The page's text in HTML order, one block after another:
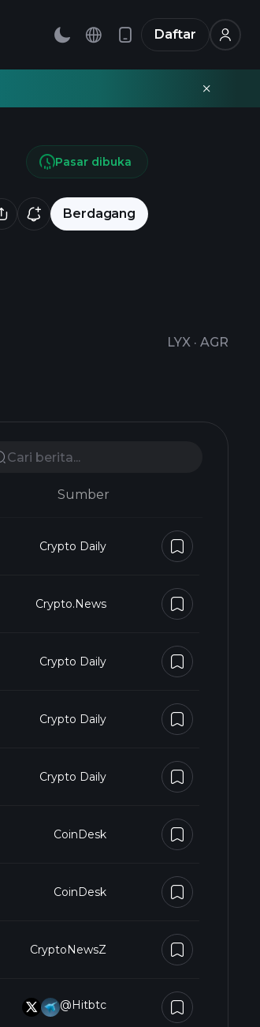
Daftar
Berdagang
LYX · AGR
Pasar dibuka
Sumber
Crypto Daily
Crypto.news
Crypto Daily
Crypto Daily
Crypto Daily
CoinDesk
CoinDesk
CryptoNewsZ
@hitbtc